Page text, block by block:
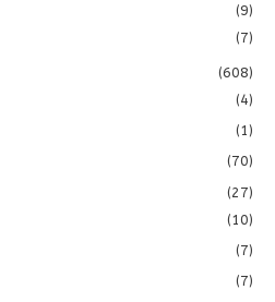
(9)
(7)
(608)
(4)
(1)
(70)
(27)
(10)
(7)
(7)